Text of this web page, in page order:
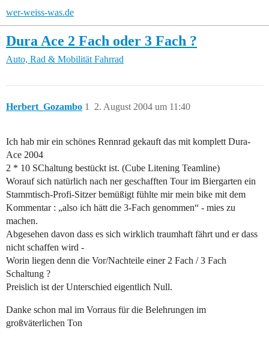
wer-weiss-was.de
Dura Ace 2 Fach oder 3 Fach ?
Auto, Rad & Mobilität Fahrrad
Herbert_Gozambo 2. August 2004 um 11:40
1
Ich hab mir ein schönes Rennrad gekauft das mit komplett Dura-
Ace 2004
2 * 10 SChaltung bestückt ist. (Cube Litening Teamline)
Worauf sich natürlich nach ner geschafften Tour im Biergarten ein
Stammtisch-Profi-Sitzer bemüßigt fühlte mir mein bike mit dem
Kommentar : „also ich hätt die 3-Fach genommen“ - mies zu
machen.
Abgesehen davon dass es sich wirklich traumhaft fährt und er dass
nicht schaffen wird -
Worin liegen denn die Vor/Nachteile einer 2 Fach / 3 Fach
Schaltung ?
Preislich ist der Unterschied eigentlich Null.
Danke schon mal im Vorraus für die Belehrungen im
großväterlichen Ton